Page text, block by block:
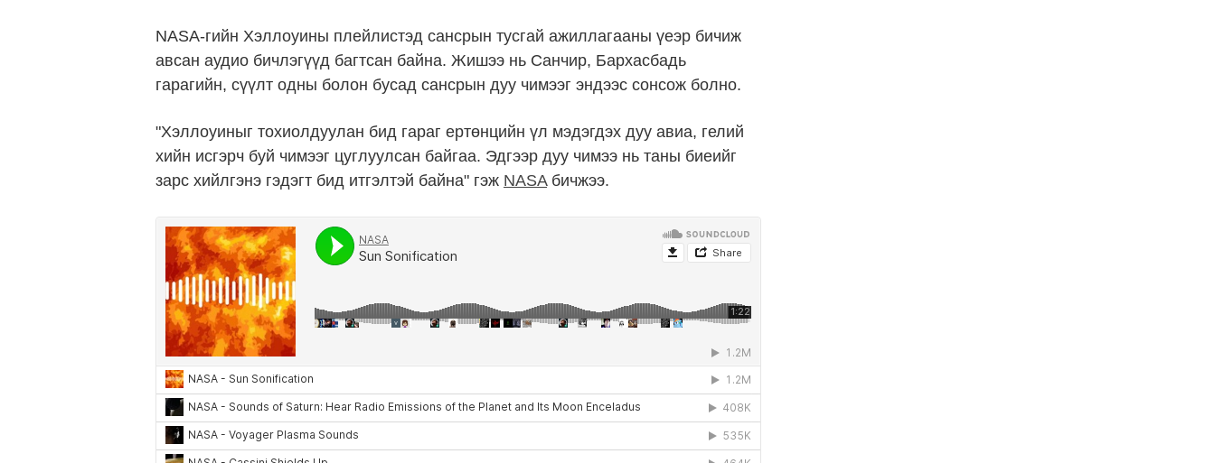
NASA-гийн Хэллоуины плейлистэд сансрын тусгай ажиллагааны үеэр бичиж
авсан аудио бичлэгүүд багтсан байна. Жишээ нь Санчир, Бархасбадь
гарагийн, сүүлт одны болон бусад сансрын дуу чимээг эндээс сонсож болно.
"Хэллоуиныг тохиолдуулан бид гараг ертөнцийн үл мэдэгдэх дуу авиа, гелий
хийн исгэрч буй чимээг цуглуулсан байгаа. Эдгээр дуу чимээ нь таны биеийг
зарс хийлгэнэ гэдэгт бид итгэлтэй байна" гэж NASAбичжээ.